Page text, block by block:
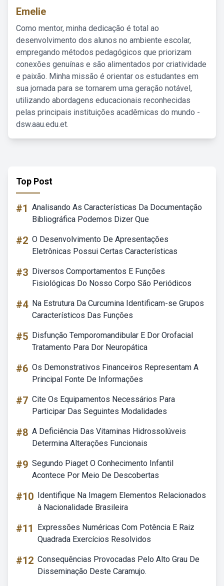
Emelie
Como mentor, minha dedicação é total ao
desenvolvimento dos alunos no ambiente escolar,
empregando métodos pedagógicos que priorizam
conexões genuínas e são alimentados por criatividade
e paixão. Minha missão é orientar os estudantes em
sua jornada para se tornarem uma geração notável,
utilizando abordagens educacionais reconhecidas
pelas principais instituições acadêmicas do mundo -
dsw.aau.edu.et.
Top Post
#1 Analisando As Características Da Documentação
Bibliográfica Podemos Dizer Que
#2 O Desenvolvimento De Apresentações
Eletrônicas Possui Certas Características
#3 Diversos Comportamentos E Funções
Fisiológicas Do Nosso Corpo São Periódicos
#4 Na Estrutura Da Curcumina Identificam-se Grupos
Característicos Das Funções
#5 Disfunção Temporomandibular E Dor Orofacial
Tratamento Para Dor Neuropática
#6 Os Demonstrativos Financeiros Representam A
Principal Fonte De Informações
#7 Cite Os Equipamentos Necessários Para
Participar Das Seguintes Modalidades
#8 A Deficiência Das Vitaminas Hidrossolúveis
Determina Alterações Funcionais
#9 Segundo Piaget O Conhecimento Infantil
Acontece Por Meio De Descobertas
#10 Identifique Na Imagem Elementos Relacionados
à Nacionalidade Brasileira
#11
Expressões Numéricas Com Potência E Raiz
Quadrada Exercícios Resolvidos
#12 Consequências Provocadas Pelo Alto Grau De
Disseminação Deste Caramujo.